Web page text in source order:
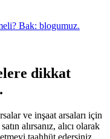
Bak: blogumuz.
dikkat
.
ve inşaat arsaları için
alırsanız, alıcı olarak
taahhüt edersiniz.